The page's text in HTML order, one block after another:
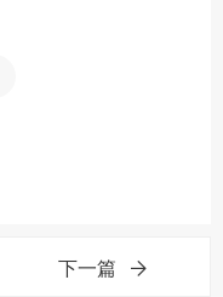
下一篇